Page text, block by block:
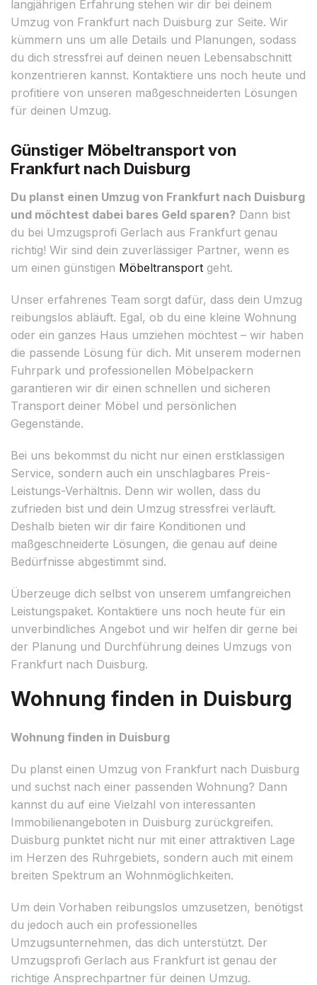
langjährigen Erfahrung stehen wir dir bei deinem
Umzug von Frankfurt nach Duisburg zur Seite. Wir
kümmern uns um alle Details und Planungen, sodass
du dich stressfrei auf deinen neuen Lebensabschnitt
konzentrieren kannst. Kontaktiere uns noch heute und
profitiere von unseren maßgeschneiderten Lösungen
für deinen Umzug.
Günstiger Möbeltransport von
Frankfurt nach Duisburg
Du planst einen Umzug von Frankfurt nach Duisburg
und möchtest dabei bares Geld sparen? Dann bist
du bei Umzugsprofi Gerlach aus Frankfurt genau
richtig! Wir sind dein zuverlässiger Partner, wenn es
um einen günstigen Möbeltransport geht.
Unser erfahrenes Team sorgt dafür, dass dein Umzug
reibungslos abläuft. Egal, ob du eine kleine Wohnung
oder ein ganzes Haus umziehen möchtest – wir haben
die passende Lösung für dich. Mit unserem modernen
Fuhrpark und professionellen Möbelpackern
garantieren wir dir einen schnellen und sicheren
Transport deiner Möbel und persönlichen
Gegenstände.
Bei uns bekommst du nicht nur einen erstklassigen
Service, sondern auch ein unschlagbares Preis-
Leistungs-Verhältnis. Denn wir wollen, dass du
zufrieden bist und dein Umzug stressfrei verläuft.
Deshalb bieten wir dir faire Konditionen und
maßgeschneiderte Lösungen, die genau auf deine
Bedürfnisse abgestimmt sind.
Überzeuge dich selbst von unserem umfangreichen
Leistungspaket. Kontaktiere uns noch heute für ein
unverbindliches Angebot und wir helfen dir gerne bei
der Planung und Durchführung deines Umzugs von
Frankfurt nach Duisburg.
Wohnung finden in Duisburg
Wohnung finden in Duisburg
Du planst einen Umzug von Frankfurt nach Duisburg
und suchst nach einer passenden Wohnung? Dann
kannst du auf eine Vielzahl von interessanten
Immobilienangeboten in Duisburg zurückgreifen.
Duisburg punktet nicht nur mit einer attraktiven Lage
im Herzen des Ruhrgebiets, sondern auch mit einem
breiten Spektrum an Wohnmöglichkeiten.
Um dein Vorhaben reibungslos umzusetzen, benötigst
du jedoch auch ein professionelles
Umzugsunternehmen, das dich unterstützt. Der
Umzugsprofi Gerlach aus Frankfurt ist genau der
richtige Ansprechpartner für deinen Umzug.